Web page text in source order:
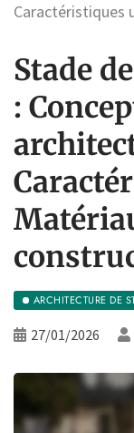
Caractéristiques
Stade
:
ARCHITECTURE DE
27/01/2026